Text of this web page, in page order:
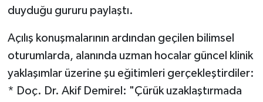
duyduğu gururu paylaştı.
Açılış konuşmalarının ardından geçilen bilimsel
oturumlarda, alanında uzman hocalar güncel klinik
yaklaşımlar üzerine şu eğitimleri gerçekleştirdiler:
* Doç. Dr. Akif Demirel: "Çürük uzaklaştırmada